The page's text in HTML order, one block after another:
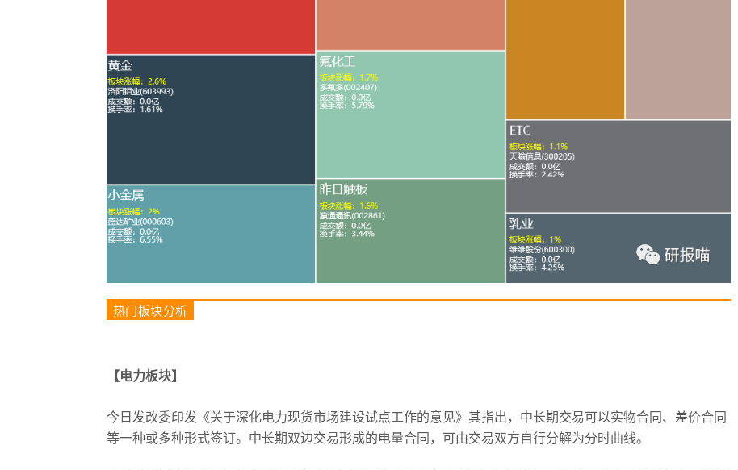
热门板块分析
【电力板块】
今日发改委印发《关于深化电力现货市场建设试点工作的意见》其指出，中长期交易可以实物合同、差价合同
等一种或多种形式签订。中长期双边交易形成的电量合同，可由交易双方自行分解为分时曲线。